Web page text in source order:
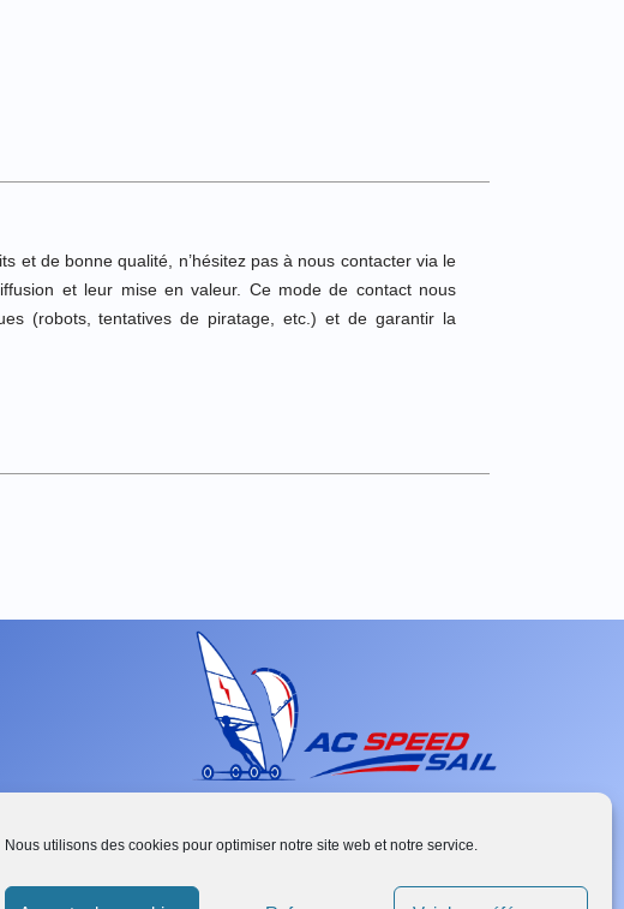
Nous utilisons des cookies pour optimiser notre site web et notre service.
et de bonne qualité, n’hésitez pas à nous contacter via le
et leur mise en valeur. Ce mode de contact nous
(robots, tentatives de piratage, etc.) et de garantir la
French